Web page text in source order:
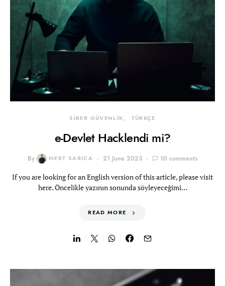
SİBER GÜVENLİK TÜRKÇE
e-Devlet Hacklendi mi?
By MERT SARICA 21 June 2023 10 comments
If you are looking for an English version of this article, please visit
here. Öncelikle yazının sonunda söyleyeceğimi…
READ MORE